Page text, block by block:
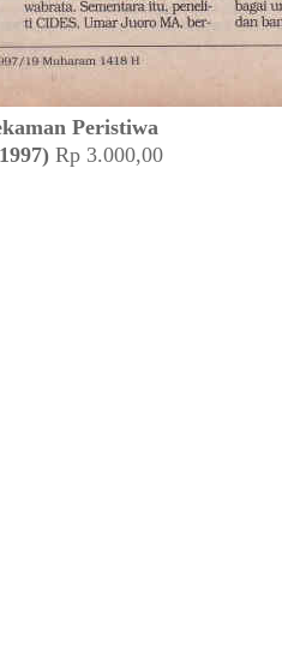
Peristiwa
Rp 3.000,00